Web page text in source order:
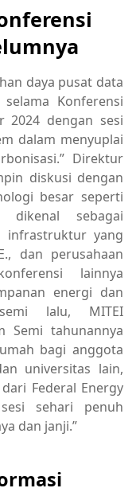
daya pusat data
Konferensi
2024 dengan sesi
dalam menyuplai
Direktur
diskusi dengan
besar seperti
sebagai
infrastruktur yang
dan perusahaan
lainnya
energi dan
lalu, MITEI
Semi tahunannya
bagi anggota
universitas lain,
Federal Energy
sehari penuh
dan janji.”